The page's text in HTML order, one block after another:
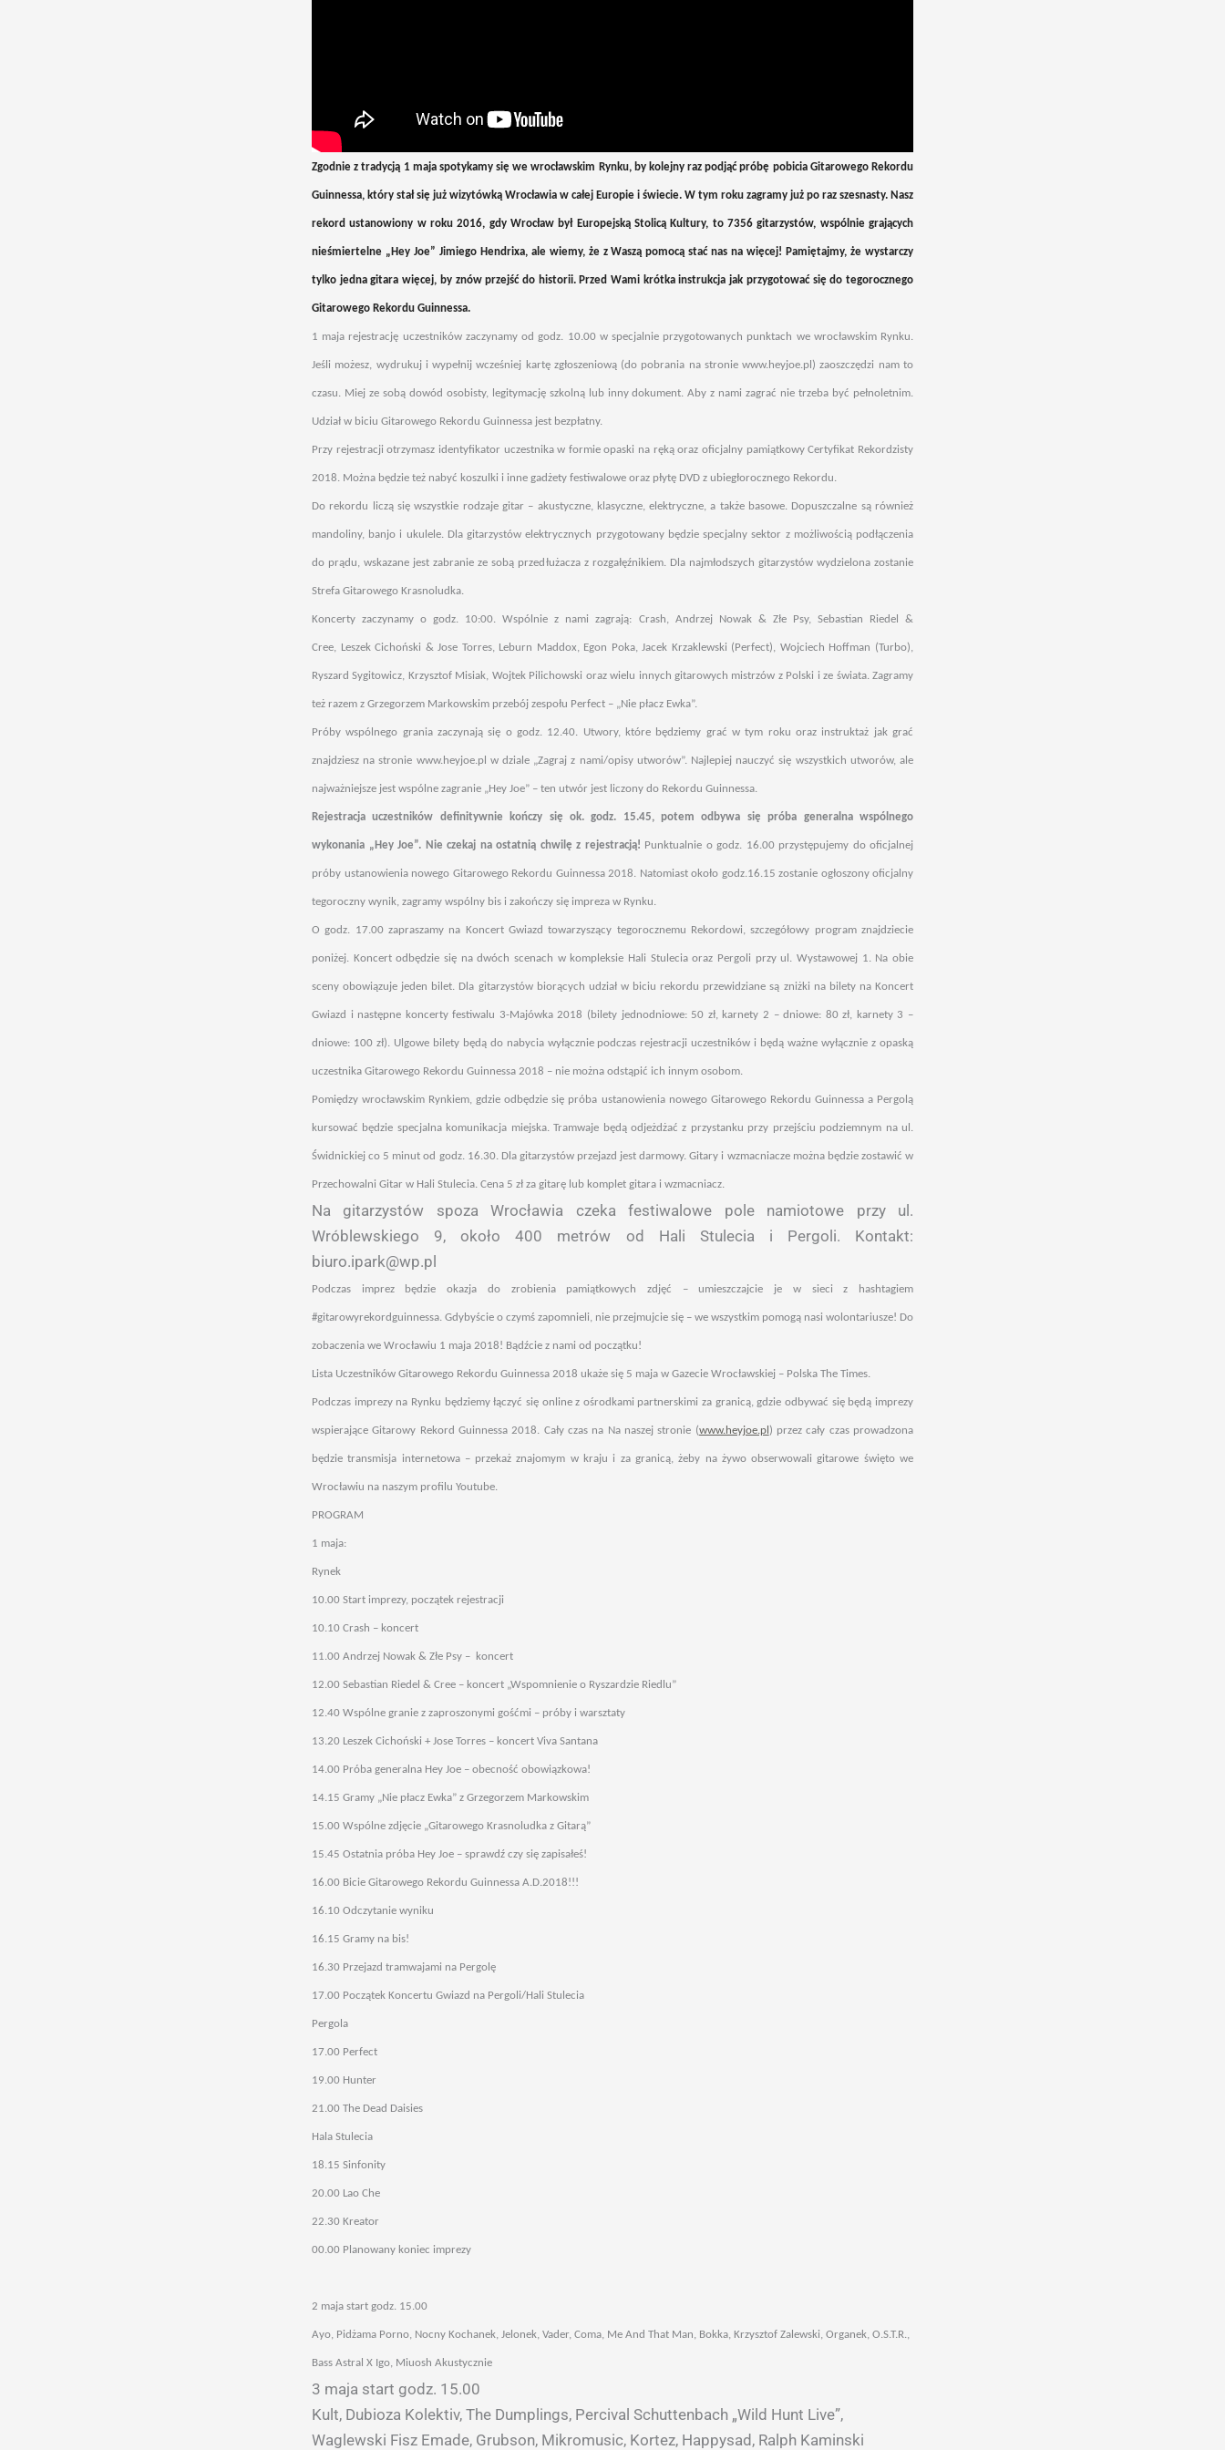
Zgodnie z tradycją 1 maja spotykamy się we wrocławskim Rynku, by kolejny raz podjąć próbę pobicia Gitarowego Rekordu
Guinnessa, który stał się już wizytówką Wrocławia w całej Europie i świecie. W tym roku zagramy już po raz szesnasty. Nasz
rekord ustanowiony w roku 2016, gdy Wrocław był Europejską Stolicą Kultury, to 7356 gitarzystów, wspólnie grających
nieśmiertelne „Hey Joe” Jimiego Hendrixa, ale wiemy, że z Waszą pomocą stać nas na więcej! Pamiętajmy, że wystarczy
tylko jedna gitara więcej, by znów przejść do historii. Przed Wami krótka instrukcja jak przygotować się do tegorocznego
Gitarowego Rekordu Guinnessa.
1 maja rejestrację uczestników zaczynamy od godz. 10.00 w specjalnie przygotowanych punktach we wrocławskim Rynku.
Jeśli możesz, wydrukuj i wypełnij wcześniej kartę zgłoszeniową (do pobrania na stronie www.heyjoe.pl) zaoszczędzi nam to
czasu. Miej ze sobą dowód osobisty, legitymację szkolną lub inny dokument. Aby z nami zagrać nie trzeba być pełnoletnim.
Udział w biciu Gitarowego Rekordu Guinnessa jest bezpłatny.
Przy rejestracji otrzymasz identyfikator uczestnika w formie opaski na ręką oraz oficjalny pamiątkowy Certyfikat Rekordzisty
2018. Można będzie też nabyć koszulki i inne gadżety festiwalowe oraz płytę DVD z ubiegłorocznego Rekordu.
Do rekordu liczą się wszystkie rodzaje gitar – akustyczne, klasyczne, elektryczne, a także basowe. Dopuszczalne są również
mandoliny, banjo i ukulele. Dla gitarzystów elektrycznych przygotowany będzie specjalny sektor z możliwością podłączenia
do prądu, wskazane jest zabranie ze sobą przedłużacza z rozgałęźnikiem. Dla najmłodszych gitarzystów wydzielona zostanie
Strefa Gitarowego Krasnoludka.
Koncerty zaczynamy o godz. 10:00. Wspólnie z nami zagrają: Crash, Andrzej Nowak & Złe Psy, Sebastian Riedel &
Cree, Leszek Cichoński & Jose Torres, Leburn Maddox, Egon Poka, Jacek Krzaklewski (Perfect), Wojciech Hoffman (Turbo),
Ryszard Sygitowicz, Krzysztof Misiak, Wojtek Pilichowski oraz wielu innych gitarowych mistrzów z Polski i ze świata. Zagramy
też razem z Grzegorzem Markowskim przebój zespołu Perfect – „Nie płacz Ewka”.
Próby wspólnego grania zaczynają się o godz. 12.40. Utwory, które będziemy grać w tym roku oraz instruktaż jak grać
znajdziesz na stronie www.heyjoe.pl w dziale „Zagraj z nami/opisy utworów”. Najlepiej nauczyć się wszystkich utworów, ale
najważniejsze jest wspólne zagranie „Hey Joe” – ten utwór jest liczony do Rekordu Guinnessa.
Rejestracja uczestników definitywnie kończy się ok. godz. 15.45, potem odbywa się próba generalna wspólnego
wykonania „Hey Joe”. Nie czekaj na ostatnią chwilę z rejestracją! Punktualnie o godz. 16.00 przystępujemy do oficjalnej
próby ustanowienia nowego Gitarowego Rekordu Guinnessa 2018. Natomiast około godz.16.15 zostanie ogłoszony oficjalny
tegoroczny wynik, zagramy wspólny bis i zakończy się impreza w Rynku.
O godz. 17.00 zapraszamy na Koncert Gwiazd towarzyszący tegorocznemu Rekordowi, szczegółowy program znajdziecie
poniżej. Koncert odbędzie się na dwóch scenach w kompleksie Hali Stulecia oraz Pergoli przy ul. Wystawowej 1. Na obie
sceny obowiązuje jeden bilet. Dla gitarzystów biorących udział w biciu rekordu przewidziane są zniżki na bilety na Koncert
Gwiazd i następne koncerty festiwalu 3-Majówka 2018 (bilety jednodniowe: 50 zł, karnety 2 – dniowe: 80 zł, karnety 3 –
dniowe: 100 zł). Ulgowe bilety będą do nabycia wyłącznie podczas rejestracji uczestników i będą ważne wyłącznie z opaską
uczestnika Gitarowego Rekordu Guinnessa 2018 – nie można odstąpić ich innym osobom.
Pomiędzy wrocławskim Rynkiem, gdzie odbędzie się próba ustanowienia nowego Gitarowego Rekordu Guinnessa a Pergolą
kursować będzie specjalna komunikacja miejska. Tramwaje będą odjeżdżać z przystanku przy przejściu podziemnym na ul.
Świdnickiej co 5 minut od godz. 16.30. Dla gitarzystów przejazd jest darmowy. Gitary i wzmacniacze można będzie zostawić w
Przechowalni Gitar w Hali Stulecia. Cena 5 zł za gitarę lub komplet gitara i wzmacniacz.
Na gitarzystów spoza Wrocławia czeka festiwalowe pole namiotowe przy ul.
Wróblewskiego 9, około 400 metrów od Hali Stulecia i Pergoli. Kontakt:
biuro.ipark@wp.pl
Podczas imprez będzie okazja do zrobienia pamiątkowych zdjęć – umieszczajcie je w sieci z hashtagiem
#gitarowyrekordguinnessa. Gdybyście o czymś zapomnieli, nie przejmujcie się – we wszystkim pomogą nasi wolontariusze! Do
zobaczenia we Wrocławiu 1 maja 2018! Bądźcie z nami od początku!
Lista Uczestników Gitarowego Rekordu Guinnessa 2018 ukaże się 5 maja w Gazecie Wrocławskiej – Polska The Times.
Podczas imprezy na Rynku będziemy łączyć się online z ośrodkami partnerskimi za granicą, gdzie odbywać się będą imprezy
wspierające Gitarowy Rekord Guinnessa 2018. Cały czas na Na naszej stronie (www.heyjoe.pl ) przez cały czas prowadzona
będzie transmisja internetowa – przekaż znajomym w kraju i za granicą, żeby na żywo obserwowali gitarowe święto we
Wrocławiu na naszym profilu Youtube.
PROGRAM
1 maja:
Rynek
10.00 Start imprezy, początek rejestracji
10.10 Crash – koncert
11.00 Andrzej Nowak & Złe Psy – koncert
12.00 Sebastian Riedel & Cree – koncert „Wspomnienie o Ryszardzie Riedlu”
12.40 Wspólne granie z zaproszonymi gośćmi – próby i warsztaty
13.20 Leszek Cichoński + Jose Torres – koncert Viva Santana
14.00 Próba generalna Hey Joe – obecność obowiązkowa!
14.15 Gramy „Nie płacz Ewka” z Grzegorzem Markowskim
15.00 Wspólne zdjęcie „Gitarowego Krasnoludka z Gitarą”
15.45 Ostatnia próba Hey Joe – sprawdź czy się zapisałeś!
16.00 Bicie Gitarowego Rekordu Guinnessa A.D.2018!!!
16.10 Odczytanie wyniku
16.15 Gramy na bis!
16.30 Przejazd tramwajami na Pergolę
17.00 Początek Koncertu Gwiazd na Pergoli/Hali Stulecia
Pergola
17.00 Perfect
19.00 Hunter
21.00 The Dead Daisies
Hala Stulecia
18.15 Sinfonity
20.00 Lao Che
22.30 Kreator
00.00 Planowany koniec imprezy
2 maja start godz. 15.00
Ayo, Pidżama Porno, Nocny Kochanek, Jelonek, Vader, Coma, Me And That Man, Bokka, Krzysztof Zalewski, Organek, O.S.T.R.,
Bass Astral X Igo, Miuosh Akustycznie
3 maja start godz. 15.00
Kult, Dubioza Kolektiv, The Dumplings, Percival Schuttenbach „Wild Hunt Live”,
Waglewski Fisz Emade, Grubson, Mikromusic, Kortez, Happysad, Ralph Kaminski